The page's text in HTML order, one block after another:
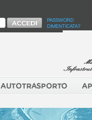
PASSWORD
DIMENTICATA?
AUTOTRASPORTO